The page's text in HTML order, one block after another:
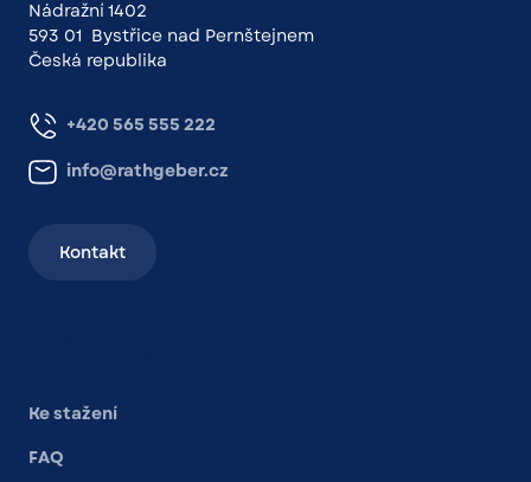
Nádražní 1402
593 01 Bystřice nad Pernštejnem
Česká republika
+420 565 555 222
info@rathgeber.cz
Kontakt
Ke stažení
FAQ